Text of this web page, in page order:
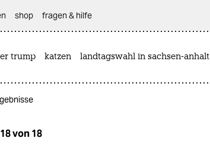
shop fragen & hilfe
trump katzen landtagswahl in sachsen-anhalt
von 18